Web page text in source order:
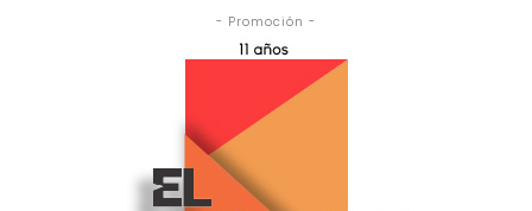
- Promoción -